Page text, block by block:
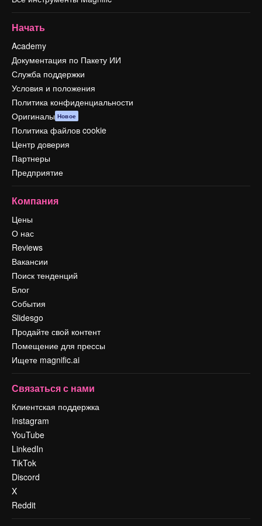
Начать
Academy
Документация по Пакету ИИ
Служба поддержки
Условия и положения
Политика конфиденциальности
Оригиналы Новое
Политика файлов cookie
Центр доверия
Партнеры
Предприятие
Компания
Цены
О нас
Reviews
Вакансии
Поиск тенденций
Блог
События
Slidesgo
Продайте свой контент
Помещение для прессы
Ищете magnific.ai
Связаться с нами
Клиентская поддержка
Instagram
YouTube
LinkedIn
TikTok
Discord
X
Reddit